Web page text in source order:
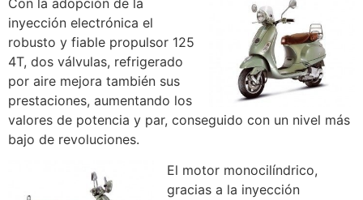
inyección electrónica el
robusto y fiable propulsor 125
4T, dos válvulas, refrigerado
por aire mejora también sus
prestaciones, aumentando los
valores de potencia y par, conseguido con un nivel más
bajo de revoluciones.
El motor monocilíndrico,
gracias a la inyección